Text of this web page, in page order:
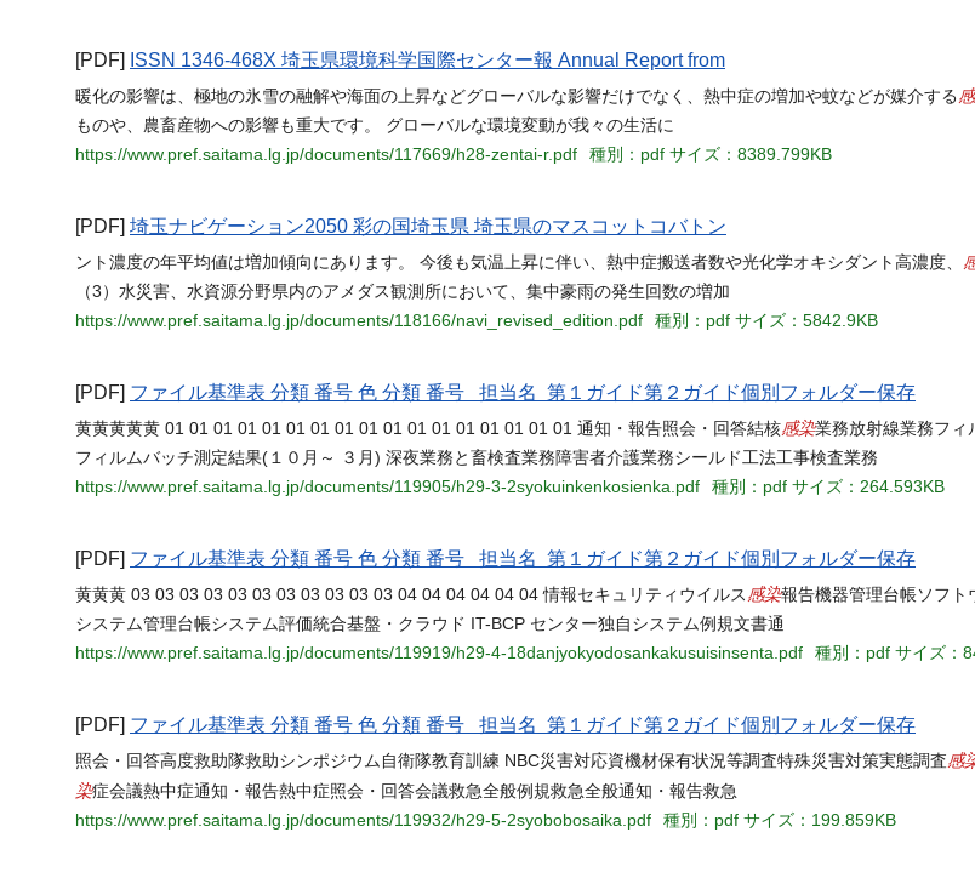
[PDF] ISSN 1346-468X 埼玉県環境科学国際センター報 Annual Report from
暖化の影響は、極地の氷雪の融解や海面の上昇などグローバルな影響だけでなく、熱中症の増加や蚊などが媒介する
ものや、農畜産物への影響も重大です。 グローバルな環境変動が我々の生活に
https://www.pref.saitama.lg.jp/documents/117669/h28-zentai-r.pdf
種別：pdf サイズ：8389.799KB
[PDF] 埼玉ナビゲーション2050 彩の国埼玉県 埼玉県のマスコットコバトン
ント濃度の年平均値は増加傾向にあります。 今後も気温上昇に伴い、熱中症搬送者数や光化学オキシダント高濃度、
（3）水災害、水資源分野県内のアメダス観測所において、集中豪雨の発生回数の増加
https://www.pref.saitama.lg.jp/documents/118166/navi_revised_edition.pdf
種別：pdf サイズ：5842.9KB
[PDF] ファイル基準表 分類 番号 色 分類 番号 担当名 第１ガイド第２ガイド個別フォルダー保存
黄黄黄黄黄 01 01 01 01 01 01 01 01 01 01 01 01 01 01 01 01 01 通知・報告照会・回答結核感染業務放射線業務フィ
フィルムバッチ測定結果(１０月～ ３月) 深夜業務と畜検査業務障害者介護業務シールド工法工事検査業務
https://www.pref.saitama.lg.jp/documents/119905/h29-3-2syokuinkenkosienka.pdf
種別：pdf サイズ：264.593KB
[PDF] ファイル基準表 分類 番号 色 分類 番号 担当名 第１ガイド第２ガイド個別フォルダー保存
黄黄黄 03 03 03 03 03 03 03 03 03 03 03 04 04 04 04 04 04 情報セキュリティウイルス 感染報告機器管理台帳ソフト
システム管理台帳システム評価統合基盤・クラウド IT-BCP センター独自システム例規文書通
https://www.pref.saitama.lg.jp/documents/119919/h29-4-18danjyokyodosankakusuisinsenta.pdf
種別：pdf サイズ：
[PDF] ファイル基準表 分類 番号 色 分類 番号 担当名 第１ガイド第２ガイド個別フォルダー保存
照会・回答高度救助隊救助シンポジウム自衛隊教育訓練 NBC災害対応資機材保有状況等調査特殊災害対策実態調査感
染症会議熱中症通知・報告熱中症照会・回答会議救急全般例規救急全般通知・報告救急
https://www.pref.saitama.lg.jp/documents/119932/h29-5-2syobobosaika.pdf
種別：pdf サイズ：199.859KB